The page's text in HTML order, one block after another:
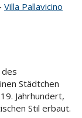
Villa Pallavicino
Städtchen
Jahrhundert,
Stil erbaut.